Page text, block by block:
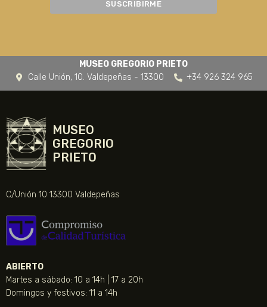
MUSEO GREGORIO PRIETO
Calle Unión, 10. Valdepeñas - 13300
+34 926 324 965
MUSEO
GREGORIO
PRIETO
C/Unión 10 13300 Valdepeñas
ABIERTO
Martes a sábado: 10 a 14h | 17 a 20h
Domingos y festivos: 11 a 14h